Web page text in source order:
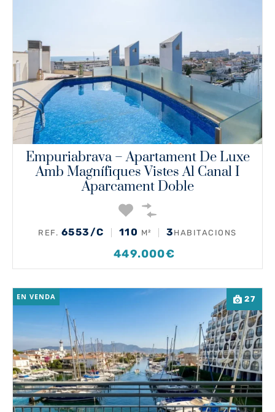
Empuriabrava – Apartament De Luxe
Amb Magnífiques Vistes Al Canal I
Aparcament Doble
REF. 6553/C 110 M² 3 HABITACIONS
449.000€
27
EN VENDA